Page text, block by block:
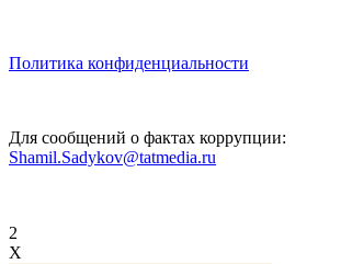
Политика конфиденциальности
Для сообщений о фактах коррупции:
Shamil.Sadykov@tatmedia.ru
2
X